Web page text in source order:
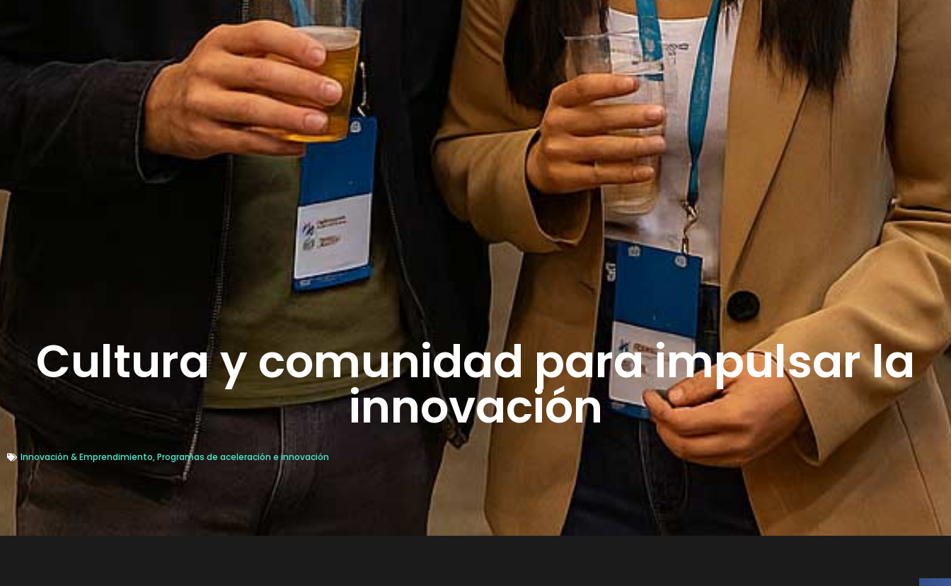
Cultura y comunidad para impulsar la
innovación
Innovación & Emprendimiento,Programas de aceleración e innovación